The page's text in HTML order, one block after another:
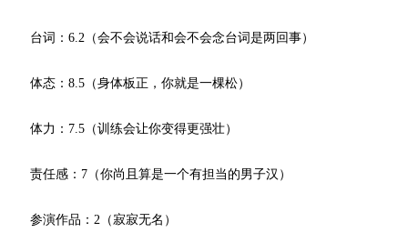
台词：6.2（会不会说话和会不会念台词是两回事）
体态：8.5（身体板正，你就是一棵松）
体力：7.5（训练会让你变得更强壮）
责任感：7（你尚且算是一个有担当的男子汉）
参演作品：2（寂寂无名）